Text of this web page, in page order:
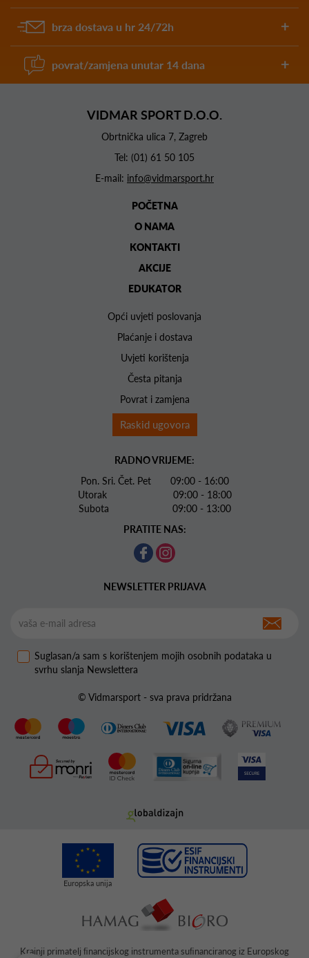
brza dostava u hr 24/72h
povrat/zamjena unutar 14 dana
VIDMAR SPORT D.O.O.
Obrtnička ulica 7, Zagreb
Tel: (01) 61 50 105
E-mail: info@vidmarsport.hr
POČETNA
O NAMA
KONTAKTI
AKCIJE
EDUKATOR
Opći uvjeti poslovanja
Plaćanje i dostava
Uvjeti korištenja
Česta pitanja
Povrat i zamjena
Raskid ugovora
RADNO VRIJEME:
Pon. Sri. Čet. Pet 09:00 - 16:00
Utorak 09:00 - 18:00
Subota 09:00 - 13:00
PRATITE NAS:
NEWSLETTER PRIJAVA
Suglasan/a sam s korištenjem mojih osobnih podataka u
svrhu slanja Newslettera
© Vidmarsport - sva prava pridržana
Krajnji primatelj ﬁnancijskog instrumenta suﬁnanciranog iz Europskog